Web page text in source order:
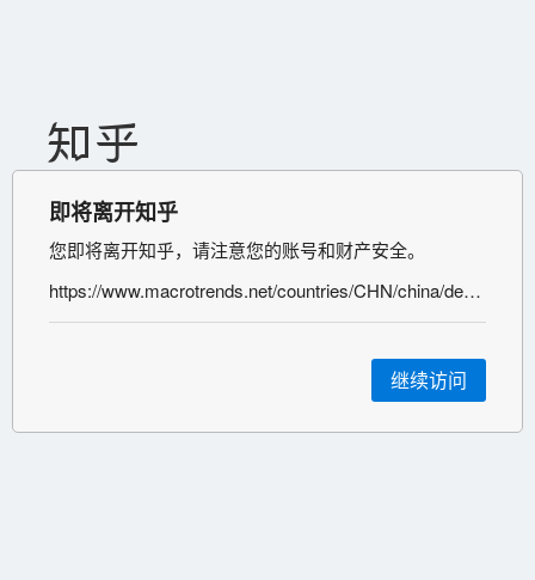
即将离开知乎
您即将离开知乎，请注意您的账号和财产安全。
https://www.macrotrends.net/countries/CHN/china/death-rate
继续访问